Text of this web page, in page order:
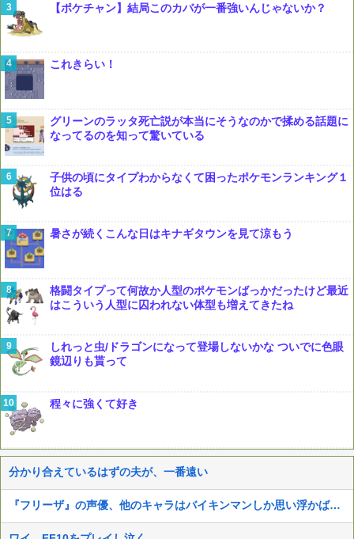
【ポケチャン】結局このカバが一番強いんじゃないか？
これきらい！
グリーンのラッタ死亡説が本当にそうなのかで揉める話題に
なってるのを知って驚いている
子供の頃にタイプわからなくて困ったポケモンランキング１
位はる
暑さが続くこんな日はキナギタウンを見て涼もう
格闘タイプって何故か人型のポケモンばっかだったけど最近
はこういう人型に囚われない体型も増えてきたね
しれっと虫/ドラゴンになって登場しないかな ついでに色眼
鏡辺りも貰って
程々に強くて好き
分かり合えているはずの夫が、一番遠い
『フリーザ』の声優、他のキャラはバイキンマンしか思い浮かばないｗｗ